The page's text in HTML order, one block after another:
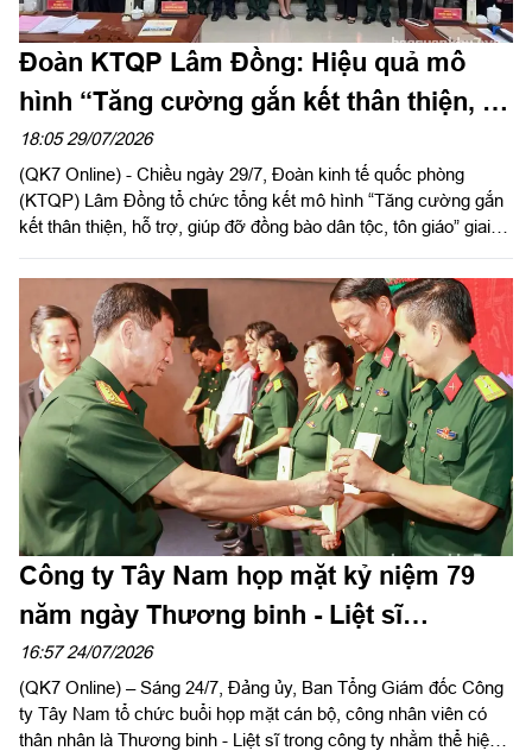
Đoàn KTQP Lâm Đồng: Hiệu quả mô
hình “Tăng cường gắn kết thân thiện, hỗ
trợ, giúp đỡ đồng bào dân tộc, tôn giáo”
18:05 29/07/2026
(QK7 Online) - Chiều ngày 29/7, Đoàn kinh tế quốc phòng
(KTQP) Lâm Đồng tổ chức tổng kết mô hình “Tăng cường gắn
kết thân thiện, hỗ trợ, giúp đỡ đồng bào dân tộc, tôn giáo” giai
Chính trị Quân khu dự chỉ đạo hội nghị.
Công ty Tây Nam họp mặt kỷ niệm 79
năm ngày Thương binh - Liệt sĩ
(27/7/1947 – 27/7/2026)
16:57 24/07/2026
(QK7 Online) – Sáng 24/7, Đảng ủy, Ban Tổng Giám đốc Công
ty Tây Nam tổ chức buổi họp mặt cán bộ, công nhân viên có
thân nhân là Thương binh - Liệt sĩ trong công ty nhằm thể hiện